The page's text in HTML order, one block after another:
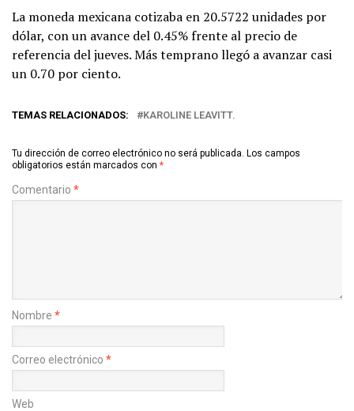
La moneda mexicana cotizaba en 20.5722 unidades por
dólar, con un avance del 0.45% frente al precio de
referencia del jueves. Más temprano llegó a avanzar casi
un 0.70 por ciento.
TEMAS RELACIONADOS: KAROLINE LEAVITT.
Tu dirección de correo electrónico no será publicada. Los campos
obligatorios están marcados con *
Comentario *
Nombre *
Correo electrónico *
Web